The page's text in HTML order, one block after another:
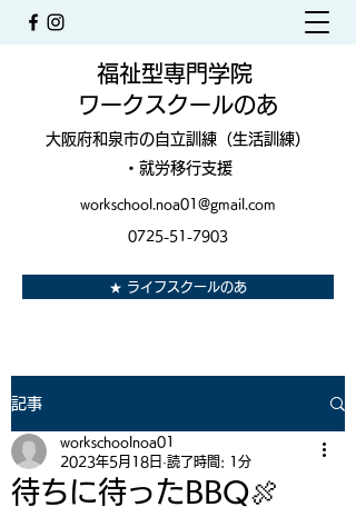
福祉型専門学院
ワークスクールのあ
大阪府和泉市の自立訓練（生活訓練）
・就労移行支援
workschool.noa01@gmail.com
0725-51-7903
★ ライフスクールのあ
記事
待ちに待ったBBQ🍖
workschoolnoa01
2023年5月18日 読了時間: 1分